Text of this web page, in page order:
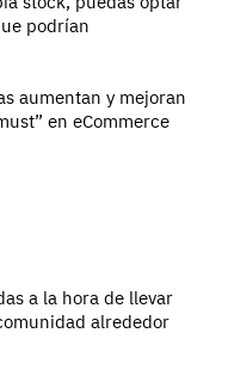
podrían
aumentan y mejoran
en eCommerce
a la hora de llevar
alrededor